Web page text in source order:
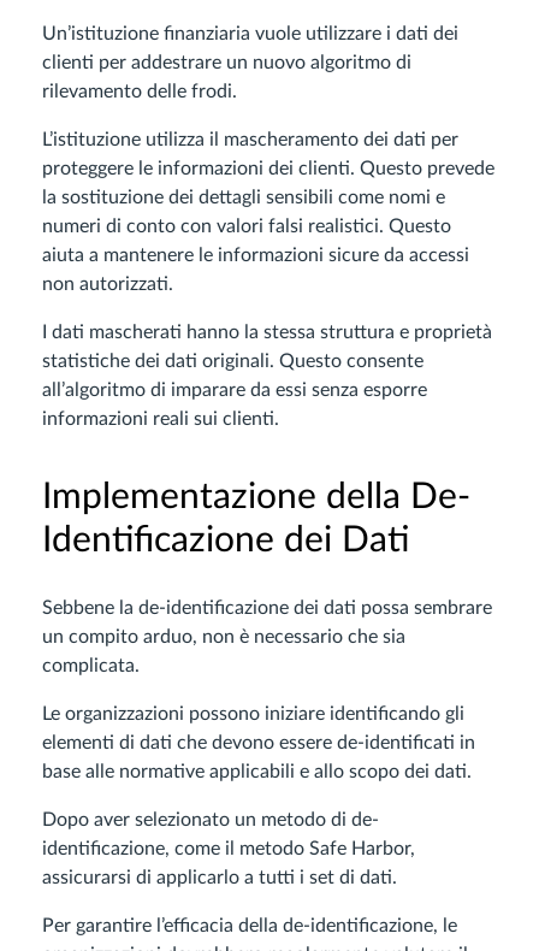
Un’istituzione finanziaria vuole utilizzare i dati dei
clienti per addestrare un nuovo algoritmo di
rilevamento delle frodi.
L’istituzione utilizza il mascheramento dei dati per
proteggere le informazioni dei clienti. Questo prevede
la sostituzione dei dettagli sensibili come nomi e
numeri di conto con valori falsi realistici. Questo
aiuta a mantenere le informazioni sicure da accessi
non autorizzati.
I dati mascherati hanno la stessa struttura e proprietà
statistiche dei dati originali. Questo consente
all’algoritmo di imparare da essi senza esporre
informazioni reali sui clienti.
Implementazione della De-
Identificazione dei Dati
Sebbene la de-identificazione dei dati possa sembrare
un compito arduo, non è necessario che sia
complicata.
Le organizzazioni possono iniziare identificando gli
elementi di dati che devono essere de-identificati in
base alle normative applicabili e allo scopo dei dati.
Dopo aver selezionato un metodo di de-
identificazione, come il metodo Safe Harbor,
assicurarsi di applicarlo a tutti i set di dati.
Per garantire l’efficacia della de-identificazione, le